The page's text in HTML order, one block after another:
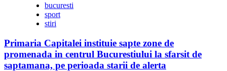
bucuresti
sport
stiri
Primaria Capitalei instituie sapte zone de
promenada in centrul Bucurestiului la sfarsit de
saptamana, pe perioada starii de alerta